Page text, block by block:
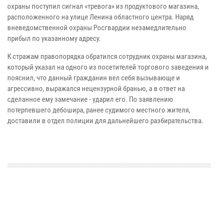
охраны поступил сигнал «тревога» из продуктового магазина,
расположенного на улице Ленина областного центра. Наряд
вневедомственной охраны Росгвардии незамедлительно
прибыл по указанному адресу.
К стражам правопорядка обратился сотрудник охраны магазина,
который указал на одного из посетителей торгового заведения и
пояснил, что данный гражданин вел себя вызывающе и
агрессивно, выражался нецензурной бранью, а в ответ на
сделанное ему замечание - ударил его. По заявлению
потерпевшего дебошира, ранее судимого местного жителя,
доставили в отдел полиции для дальнейшего разбирательства.